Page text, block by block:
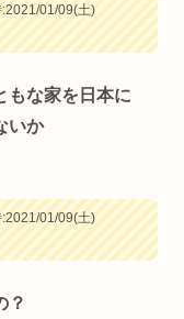
01/09(土)
もな家を日本に
いか
01/09(土)
？